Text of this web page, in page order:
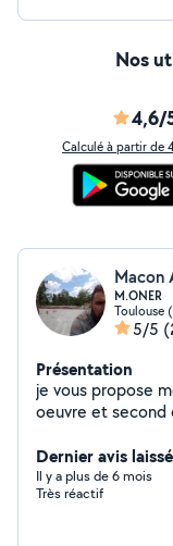
Nos
4,6/
Calculé à partir de
Macon
M.ONER
Toulouse
5/5
Présentation
je vous propose
oeuvre et second
Dernier avis
Il y a plus de 6 mois
Très réactif